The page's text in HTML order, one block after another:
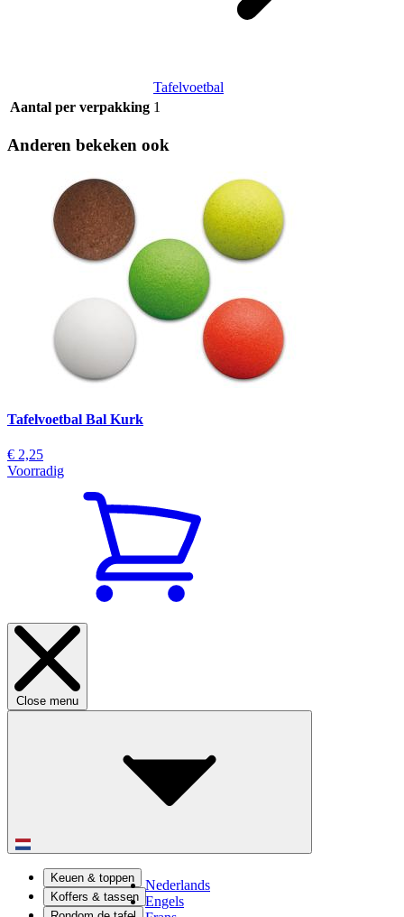
Tafelvoetbal
Aantal per verpakking 1
Anderen bekeken ook
Tafelvoetbal Bal Kurk
€ 2,25
Voorradig
Close menu
Nederlands
Engels
Keuen & toppen
Koffers & tassen